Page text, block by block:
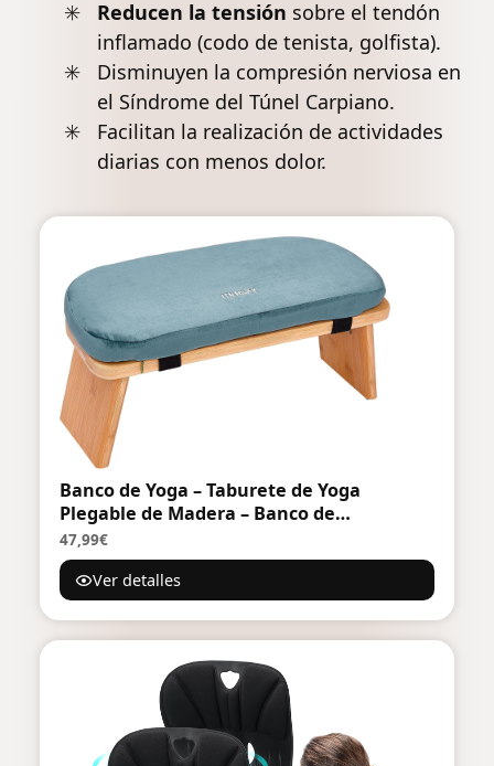
Reducen la tensión sobre el tendón
inflamado (codo de tenista, golfista).
Disminuyen la compresión nerviosa en
el Síndrome del Túnel Carpiano.
Facilitan la realización de actividades
diarias con menos dolor.
Banco de Yoga – Taburete de Yoga
Plegable de Madera – Banco de
Meditación Ergonómico – Taburete de
Oración – Accesorios de Yoga Cómodos y
Suavemente Acolchados
47,99€
Ver detalles